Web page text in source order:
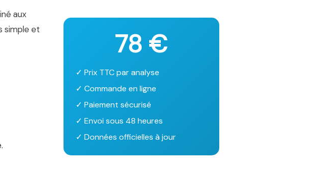
aux
simple et
78 €
✓ Prix TTC par analyse
✓ Commande en ligne
✓ Paiement sécurisé
✓ Envoi sous 48 heures
✓ Données officielles à jour